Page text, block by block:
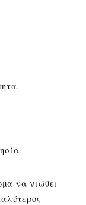
να νιώθει